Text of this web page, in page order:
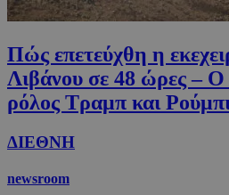
Πώς επετεύχθη η
Λιβάνου σε 48 ώρες – Ο
ρόλος Τραμπ και
ΔΙΕΘΝΗ
newsroom